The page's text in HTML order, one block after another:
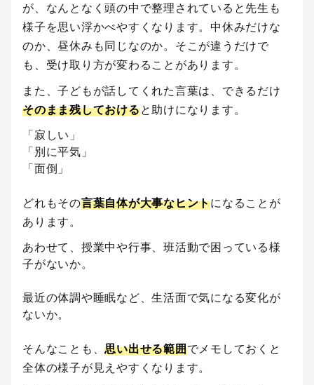
が、なんとなく頭の中で整理されていると先生も
様子を思い浮かべやすくなります。中休みだけな
のか、昼休みも同じなのか。そこが違うだけで
も、受け取り方が変わることがあります。
また、子どもが話してくれた言葉は、できるだけ
そのまま残しておけると助けになります。
「寂しい」
「別に平気」
「面倒」
どれもその言葉自体が大事なヒントになることが
あります。
あわせて、授業中や行事、班活動で困っている様
子がないか。
最近の体調や睡眠など、生活面で気になる変化が
ないか。
そんなことも、思い出せる範囲でメモしておくと
全体の様子が見えやすくなります。